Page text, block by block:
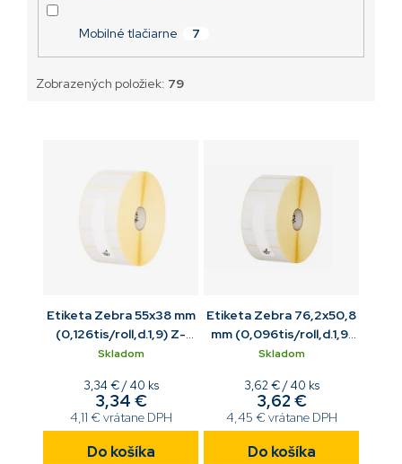
Mobilné tlačiarne 7
Zobrazených položiek: 79
Etiketa Zebra 55x38 mm
(0,126tis/roll,d.1,9) Z-
Perform 1000D biela
Skladom
4,11 € vrátane DPH
3,34 €
Jednotková
cena:
3,34 € / 40 ks
Do košíka
Etiketa Zebra 76,2x50,8
mm (0,096tis/roll,d.1,9)
Z-Perform 1000D biela
Skladom
4,45 € vrátane DPH
3,62 €
Jednotková
cena:
3,62 € / 40 ks
Do košíka